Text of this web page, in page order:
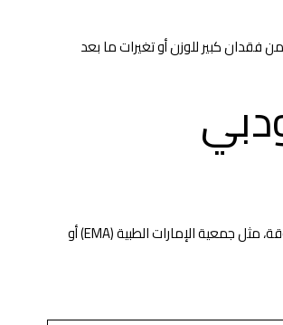
فقدان كبير للوزن أو تغيرات ما بعد
ولضمان معايير عالية، ينبغي للمرضى إعطاء الأولوية للجراحين المقيمين في الإمارات العربية المتحدة الحاصلين على شهادات وعضويات من هيئات محلية وإقليمية مرموقة، مثل جمعية الإمارات الطبية (EMA) أو